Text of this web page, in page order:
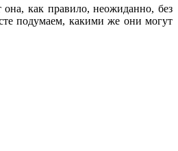
она, как правило, неожиданно, без
подумаем, какими же они могут